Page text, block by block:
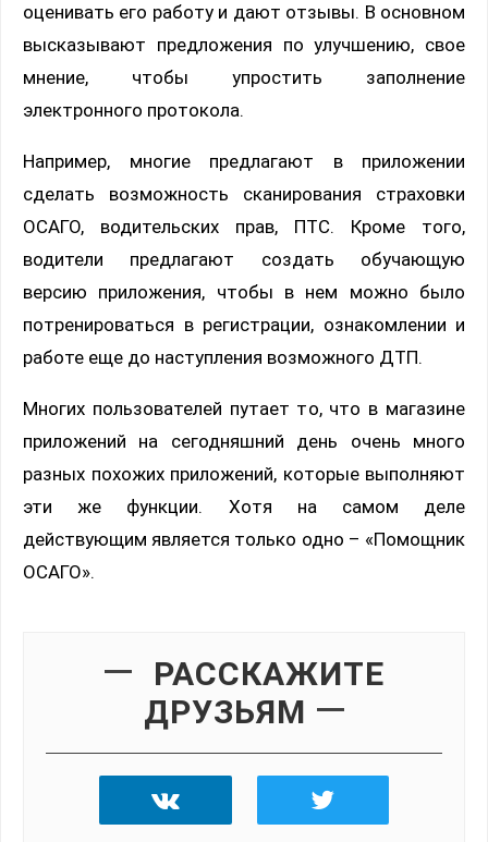
оценивать его работу и дают отзывы. В основном
высказывают предложения по улучшению, свое
мнение, чтобы упростить заполнение
электронного протокола.
Например, многие предлагают в приложении
сделать возможность сканирования страховки
ОСАГО, водительских прав, ПТС. Кроме того,
водители предлагают создать обучающую
версию приложения, чтобы в нем можно было
потренироваться в регистрации, ознакомлении и
работе еще до наступления возможного ДТП.
Многих пользователей путает то, что в магазине
приложений на сегодняшний день очень много
разных похожих приложений, которые выполняют
эти же функции. Хотя на самом деле
действующим является только одно – «Помощник
ОСАГО».
РАССКАЖИТЕ
ДРУЗЬЯМ